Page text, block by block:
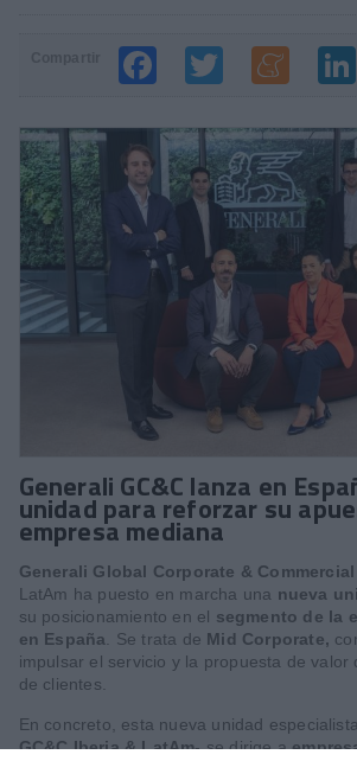
Generali GC&C lanza en
unidad para reforzar su
empresa mediana
Generali Global Corporate & Commercial
LatAm ha puesto en marcha una nueva
su posicionamiento en el segmento de la
en España . Se trata de Mid Corporate,
impulsar el servicio y la propuesta de valor
de clientes.
En concreto, esta nueva unidad
GC&C Iberia & LatAm- se dirige a